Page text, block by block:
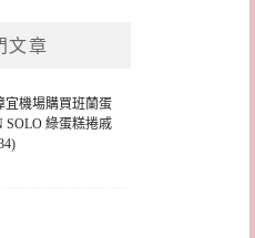
文章
宜機場購買班蘭蛋
SOLO 綠蛋糕捲戚